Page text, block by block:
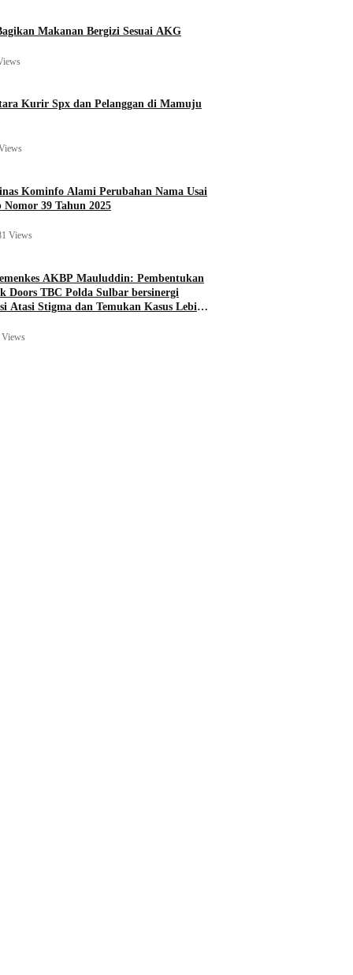
Makanan Bergizi Sesuai AKG
Kurir Spx dan Pelanggan di Mamuju
Kominfo Alami Perubahan Nama Usai
39 Tahun 2025
Views
AKBP Mauluddin: Pembentukan
Doors TBC Polda Sulbar bersinergi
Atasi Stigma dan Temukan Kasus Lebih
Views